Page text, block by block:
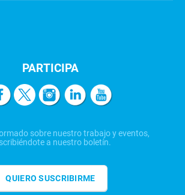
PARTICIPA
sobre nuestro trabajo y eventos,
a nuestro boletín.
QUIERO SUSCRIBIRME